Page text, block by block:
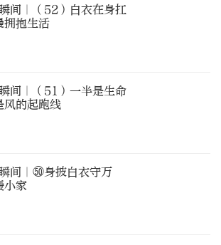
间｜（52）白衣在身扛
拥抱生活
间｜（51）一半是生命
风的起跑线
间｜㊿身披白衣守万
小家